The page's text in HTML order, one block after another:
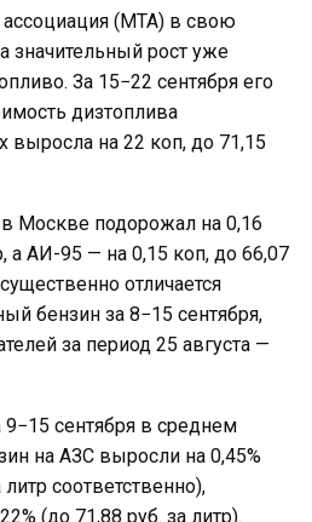
ассоциация (МТА) в свою
значительный рост уже
За 15−22 сентября его
дизтоплива
выросла на 22 коп, до 71,15
Москве подорожал на 0,16
а АИ-95 — на 0,15 коп, до 66,07
отличается
бензин за 8−15 сентября,
за период 25 августа —
сентября в среднем
на АЗС выросли на 0,45%
соответственно),
(до 71,88 руб. за литр).